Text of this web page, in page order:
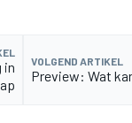
in
VOLGEND ARTIKEL
Preview: Wat